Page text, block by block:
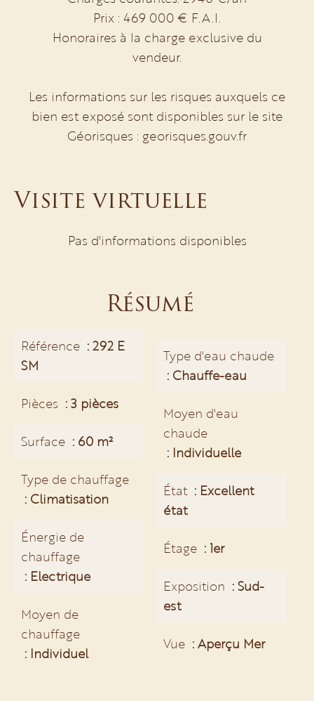
Prix : 469 000 € F.A.I.
Honoraires à la charge exclusive du
vendeur.
Les informations sur les risques auxquels ce
bien est exposé sont disponibles sur le site
Géorisques : georisques.gouv.fr
Visite virtuelle
Pas d'informations disponibles
Résumé
Référence
292 E
SM
Pièces 3 pièces
Surface 60 m²
Type de chauffage
Climatisation
Énergie de
chauffage
Electrique
Moyen de
chauffage
Individuel
Type d'eau chaude
Chauffe-eau
Moyen d'eau
chaude
Individuelle
État
Excellent
état
Étage 1er
Exposition
Sud-
est
Vue Aperçu Mer